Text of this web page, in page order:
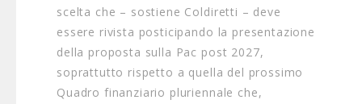
scelta che – sostiene Coldiretti – deve
essere rivista posticipando la presentazione
della proposta sulla Pac post 2027,
soprattutto rispetto a quella del prossimo
Quadro finanziario pluriennale che,